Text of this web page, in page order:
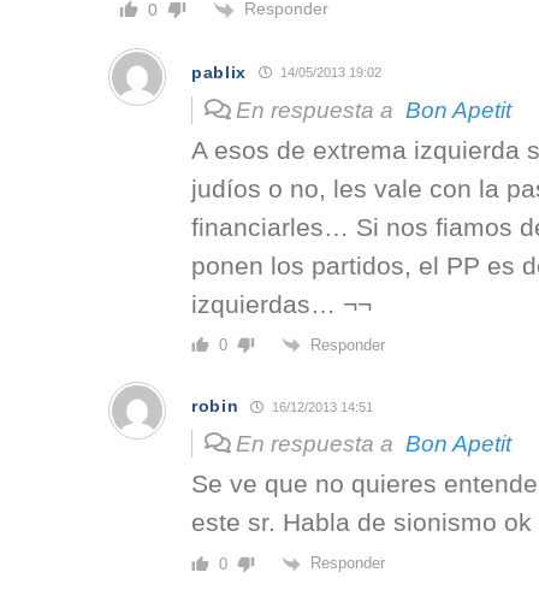
0 Responder
pablix 14/05/2013 19:02
En respuesta a Bon Apetit
A esos de extrema izquierda
judíos o no, les vale con la
financiarles… Si nos fiamos
ponen los partidos, el PP es
izquierdas… ¬¬
0 Responder
robin 16/12/2013 14:51
En respuesta a Bon Apetit
Se ve que no quieres
este sr. Habla de sionismo ok
0 Responder